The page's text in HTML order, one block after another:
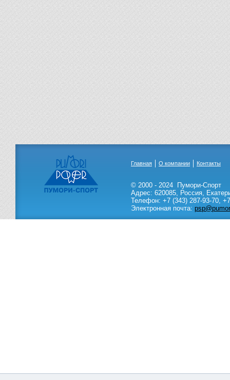
Главная О компании Контакты
© 2000 - 2024
Пумори-Спорт
Адрес: 620085, Россия,
Телефон: +7 (343) 287-93-70,
Электронная почта: